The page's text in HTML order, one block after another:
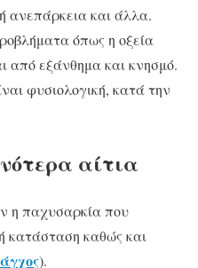
ανεπάρκεια και άλλα.
όπως η οξεία
από εξάνθημα και κνησμό.
φυσιολογική, κατά την
αίτια
η παχυσαρκία που
κατάσταση καθώς και
άγχος).